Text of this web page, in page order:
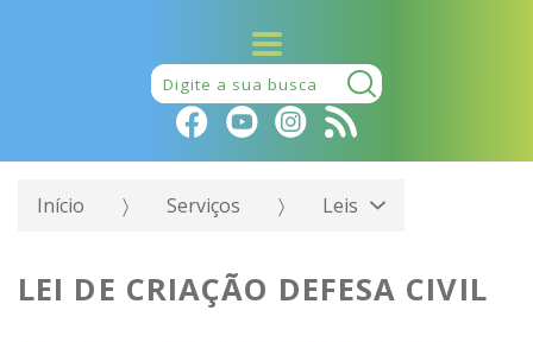
Pesquisar:
Início Serviços Leis
LEI DE CRIAÇÃO DEFESA CIVIL